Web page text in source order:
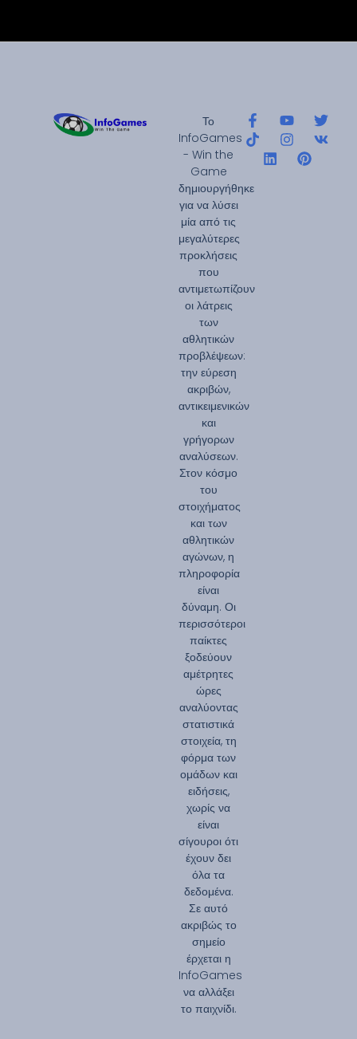
Το
InfoGames
- Win the
Game
δημιουργήθηκε
για να λύσει
μία από τις
μεγαλύτερες
προκλήσεις
που
αντιμετωπίζουν
οι λάτρεις
των
αθλητικών
προβλέψεων:
την εύρεση
ακριβών,
αντικειμενικών
και
γρήγορων
αναλύσεων.
Στον κόσμο
του
στοιχήματος
και των
αθλητικών
αγώνων, η
πληροφορία
είναι
δύναμη. Οι
περισσότεροι
παίκτες
ξοδεύουν
αμέτρητες
ώρες
αναλύοντας
στατιστικά
στοιχεία, τη
φόρμα των
ομάδων και
ειδήσεις,
χωρίς να
είναι
σίγουροι ότι
έχουν δει
όλα τα
δεδομένα.
Σε αυτό
ακριβώς το
σημείο
έρχεται η
InfoGames
να αλλάξει
το παιχνίδι.